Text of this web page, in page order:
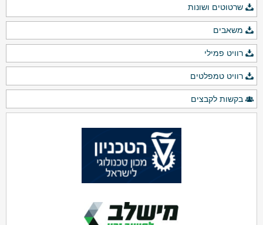
שרטוטים ושונות
משאבים
רוויט פמילי
רוויט טמפלטים
בקשות לקבצים